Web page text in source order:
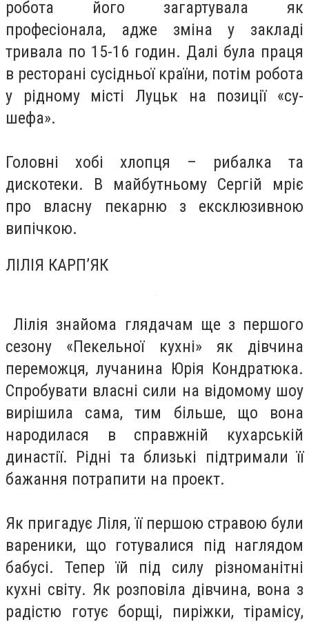
робота його загартувала як
професіонала, адже зміна у закладі
тривала по 15-16 годин. Далі була праця
в ресторані сусідньої країни, потім робота
у рідному місті Луцьк на позиції «су-
шефа».
Головні хобі хлопця – рибалка та
дискотеки. В майбутньому Сергій мріє
про власну пекарню з ексклюзивною
випічкою.
ЛІЛІЯ КАРП’ЯК
Лілія знайома глядачам ще з першого
сезону «Пекельної кухні» як дівчина
переможця, лучанина Юрія Кондратюка.
Спробувати власні сили на відомому шоу
вирішила сама, тим більше, що вона
народилася в справжній кухарській
династії. Рідні та близькі підтримали її
бажання потрапити на проект.
Як пригадує Ліля, її першою стравою були
вареники, що готувалися під наглядом
бабусі. Тепер їй під силу різноманітні
кухні світу. Як розповіла дівчина, вона з
радістю готує борщі, пиріжки, тірамісу,